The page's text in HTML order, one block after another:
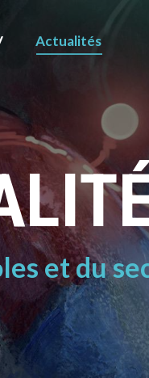
Actualités
et du